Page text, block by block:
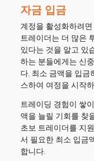
자금 입금
계정을 활성화하려
트레이더는 더 많은
있다는 것을 알고 있
하는 분들에게는 신
다. 최소 금액을 입금
스하여 여정을 시작
트레이딩 경험이 쌓
액을 늘릴 기회를 찾
초보 트레이더를 지
서 필요한 최소 입금
합니다.